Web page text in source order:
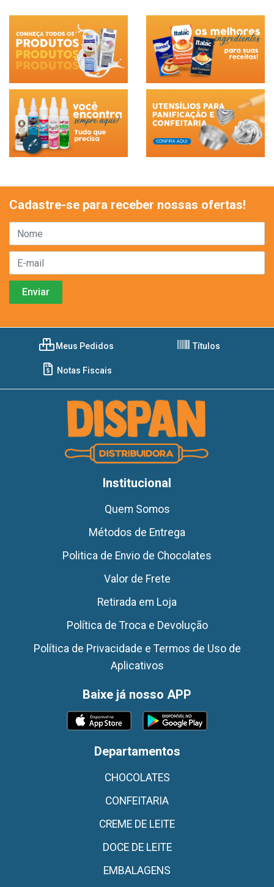
Cadastre-se para receber nossas ofertas!
Meus Pedidos Títulos
Notas Fiscais
Institucional
Quem Somos
Métodos de Entrega
Politica de Envio de Chocolates
Valor de Frete
Retirada em Loja
Política de Troca e Devolução
Política de Privacidade e Termos de Uso de
Aplicativos
Baixe já nosso APP
Departamentos
CHOCOLATES
CONFEITARIA
CREME DE LEITE
DOCE DE LEITE
EMBALAGENS